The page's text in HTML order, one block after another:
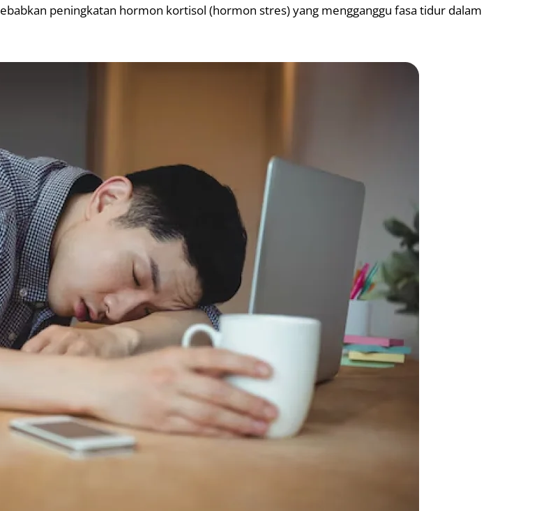
peningkatan hormon kortisol (hormon stres) yang mengganggu fasa tidur dalam